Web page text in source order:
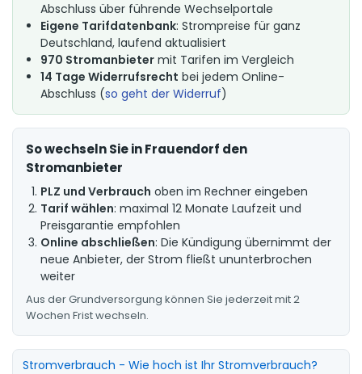
Abschluss über führende Wechselportale
Eigene Tarifdatenbank: Strompreise für ganz
Deutschland, laufend aktualisiert
970 Stromanbieter mit Tarifen im Vergleich
14 Tage Widerrufsrecht bei jedem Online-
Abschluss (so geht der Widerruf)
So wechseln Sie in Frauendorf den
Stromanbieter
PLZ und Verbrauch oben im Rechner eingeben
Tarif wählen: maximal 12 Monate Laufzeit und
Preisgarantie empfohlen
Online abschließen: Die Kündigung übernimmt der
neue Anbieter, der Strom fließt ununterbrochen
weiter
Aus der Grundversorgung können Sie jederzeit mit 2
Wochen Frist wechseln.
Stromverbrauch - Wie hoch ist Ihr Stromverbrauch?